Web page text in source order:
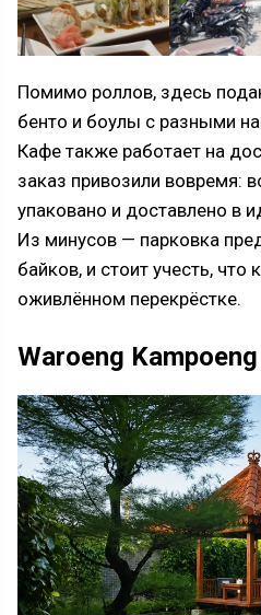
Помимо роллов, здесь
бенто и боулы с разными
Кафе также работает на
заказ привозили вовремя:
упаковано и доставлено в
Из минусов — парковка
байков, и стоит учесть, что
оживлённом перекрёстке.
Waroeng Kampoeng